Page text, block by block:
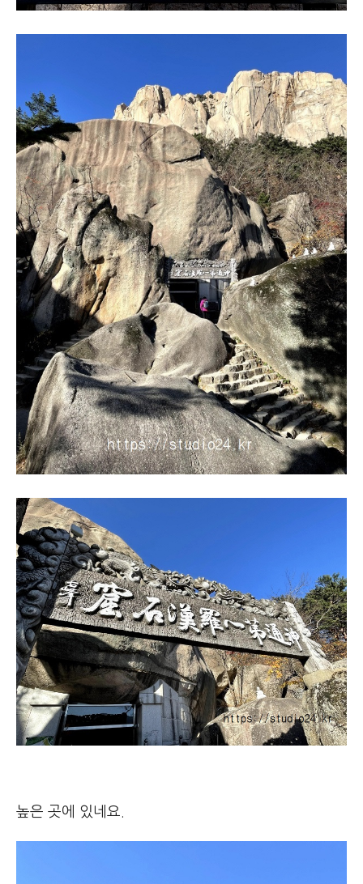
높은 곳에 있네요.